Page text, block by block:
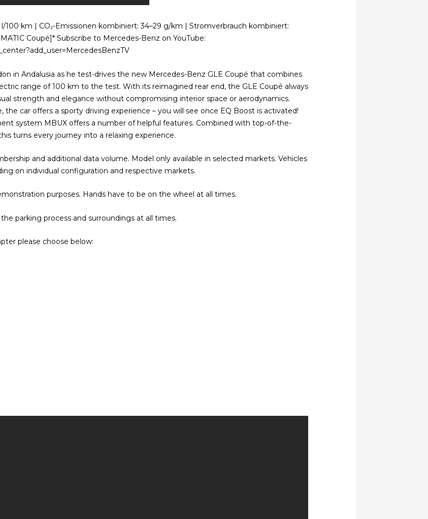
l/100 km | CO₂-Emissionen kombiniert: 34–29 g/km | Stromverbrauch kombiniert:
Coupé]* Subscribe to Mercedes-Benz on YouTube:
in Andalusia as he test-drives the new Mercedes-Benz GLE Coupé that combines
range of 100 km to the test. With its reimagined rear end, the GLE Coupé always
strength and elegance without compromising interior space or aerodynamics.
the car offers a sporty driving experience – you will see once EQ Boost is activated!
system MBUX offers a number of helpful features. Combined with top-of-the-
turns every journey into a relaxing experience.
and additional data volume. Model only available in selected markets. Vehicles
on individual configuration and respective markets.
purposes. Hands have to be on the wheel at all times.
parking process and surroundings at all times.
please choose below: